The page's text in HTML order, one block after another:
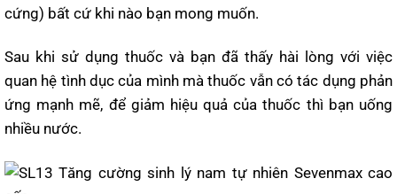
cứng) bất cứ khi nào bạn mong muốn.
Sau khi sử dụng thuốc và bạn đã thấy hài lòng với việc
quan hệ tình dục của mình mà thuốc vẫn có tác dụng phản
ứng mạnh mẽ, để giảm hiệu quả của thuốc thì bạn uống
nhiều nước.